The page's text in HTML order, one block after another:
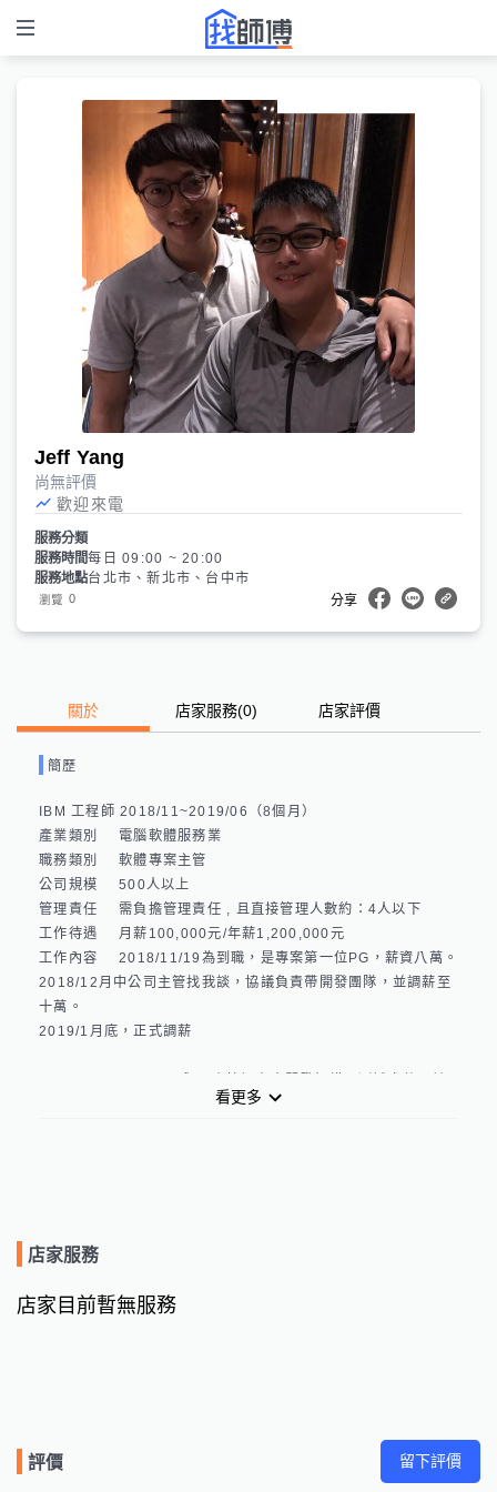
Jeff Yang
尚無評價
歡迎來電
服務分類
服務時間每日 09:00 ~ 20:00
服務地點台北市、新北市、台中市
瀏覽 0 分享
關於 店家服務(0) 店家評價
簡歷
IBM 工程師 2018/11~2019/06（8個月）
產業類別	電腦軟體服務業
職務類別	軟體專案主管
公司規模	500人以上
管理責任	需負擔管理責任 , 且直接管理人數約：4人以下
工作待遇	月薪100,000元/年薪1,200,000元
工作內容	2018/11/19為到職，是專案第一位PG，薪資八萬。
2018/12月中公司主管找我談，協議負責帶開發團隊，並調薪至
十萬。
2019/1月底，正式調薪
公司規模	100~500人
統。
★運維部門的主任經常多次表達，後台系統自從我接手後，許多
問題得到有效的改善。
看更多
店家服務
店家目前暫無服務
評價 留下評價